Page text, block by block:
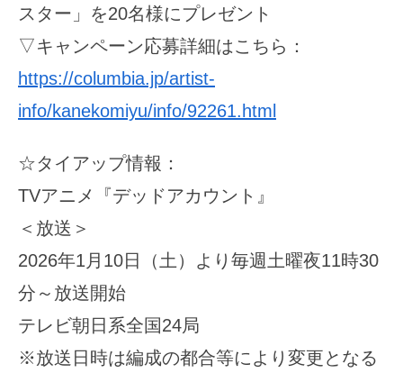
スター」を20名様にプレゼント
▽キャンペーン応募詳細はこちら：
https://columbia.jp/artist-
info/kanekomiyu/info/92261.html
☆タイアップ情報：
TVアニメ『デッドアカウント』
＜放送＞
2026年1月10日（土）より毎週土曜夜11時30
分～放送開始
テレビ朝日系全国24局
※放送日時は編成の都合等により変更となる